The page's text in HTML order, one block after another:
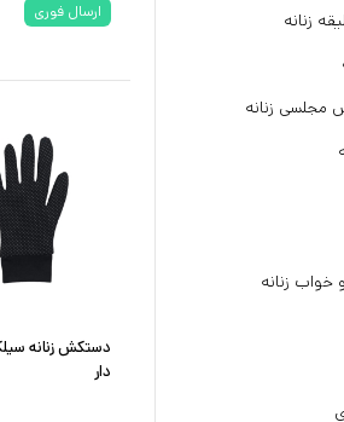
زنانه
مجلسی زنانه
خواب زنانه
ارسال فوری
دستکش زنانه
دار